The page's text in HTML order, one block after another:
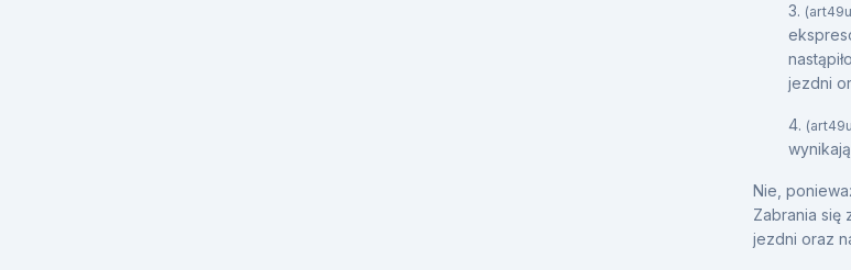
3.
jezdni
4.
Nie,
Zabrania się
jezdni oraz